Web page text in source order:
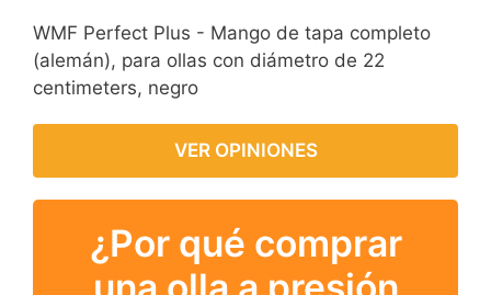
WMF Perfect Plus - Mango de tapa completo
(alemán), para ollas con diámetro de 22
centimeters, negro
VER OPINIONES
¿Por qué comprar